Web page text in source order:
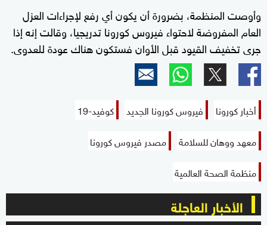
وأوصت المنظمة، بضرورة أن يكون أي رفع لإجراءات العزل
العام المفروضة لاحتواء فيروس كورونا تدريجيا، وقالت إنه إذا
جرى تخفيف القيود قبل الأوان فستكون هناك عودة للعدوى.
أخبار كورونا فيروس كورونا الجديد
كوفيد-19
معهد ووهان للسلامة
مصدر فيروس كورونا
منظمة الصحة العالمية
الأخبار العاجلة